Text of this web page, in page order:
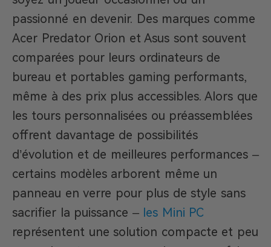
passionné en devenir. Des marques comme
Acer Predator Orion et Asus sont souvent
comparées pour leurs ordinateurs de
bureau et portables gaming performants,
même à des prix plus accessibles. Alors que
les tours personnalisées ou préassemblées
offrent davantage de possibilités
d’évolution et de meilleures performances –
certains modèles arborent même un
panneau en verre pour plus de style sans
sacrifier la puissance – les Mini PC
représentent une solution compacte et peu